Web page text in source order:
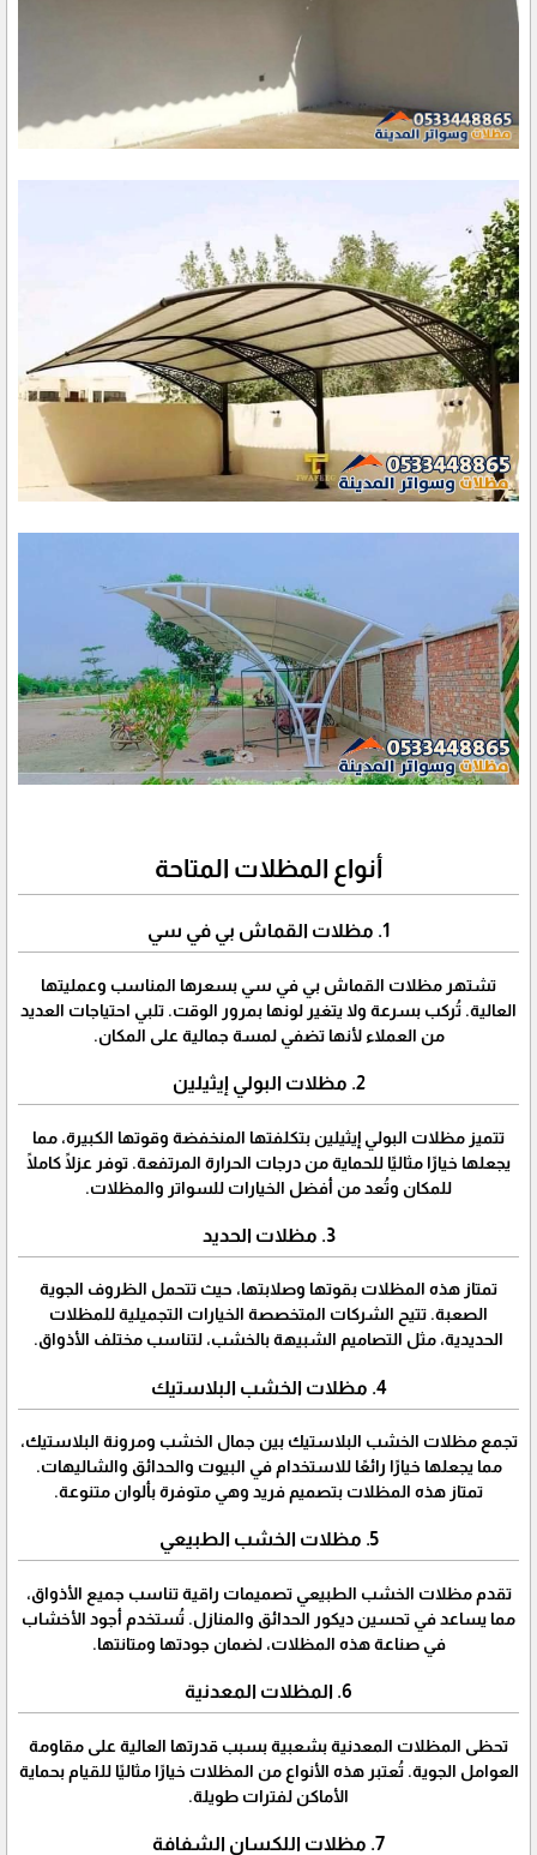
أنواع المظلات المتاحة
1. مظلات القماش بي في سي
تشتهر مظلات القماش بي في سي بسعرها المناسب وعمليتها
العالية. تُركب بسرعة ولا يتغير لونها بمرور الوقت. تلبي احتياجات العديد
من العملاء لأنها تضفي لمسة جمالية على المكان.
2. مظلات البولي إيثيلين
تتميز مظلات البولي إيثيلين بتكلفتها المنخفضة وقوتها الكبيرة، مما
يجعلها خيارًا مثاليًا للحماية من درجات الحرارة المرتفعة. توفر عزلًا كاملًا
للمكان وتُعد من أفضل الخيارات للسواتر والمظلات.
3. مظلات الحديد
تمتاز هذه المظلات بقوتها وصلابتها، حيث تتحمل الظروف الجوية
الصعبة. تتيح الشركات المتخصصة الخيارات التجميلية للمظلات
الحديدية، مثل التصاميم الشبيهة بالخشب، لتناسب مختلف الأذواق.
4. مظلات الخشب البلاستيك
تجمع مظلات الخشب البلاستيك بين جمال الخشب ومرونة البلاستيك،
مما يجعلها خيارًا رائعًا للاستخدام في البيوت والحدائق والشاليهات.
تمتاز هذه المظلات بتصميم فريد وهي متوفرة بألوان متنوعة.
5. مظلات الخشب الطبيعي
تقدم مظلات الخشب الطبيعي تصميمات راقية تناسب جميع الأذواق،
مما يساعد في تحسين ديكور الحدائق والمنازل. تُستخدم أجود الأخشاب
في صناعة هذه المظلات، لضمان جودتها ومتانتها.
6. المظلات المعدنية
تحظى المظلات المعدنية بشعبية بسبب قدرتها العالية على مقاومة
العوامل الجوية. تُعتبر هذه الأنواع من المظلات خيارًا مثاليًا للقيام بحماية
الأماكن لفترات طويلة.
7. مظلات اللكسان الشفافة